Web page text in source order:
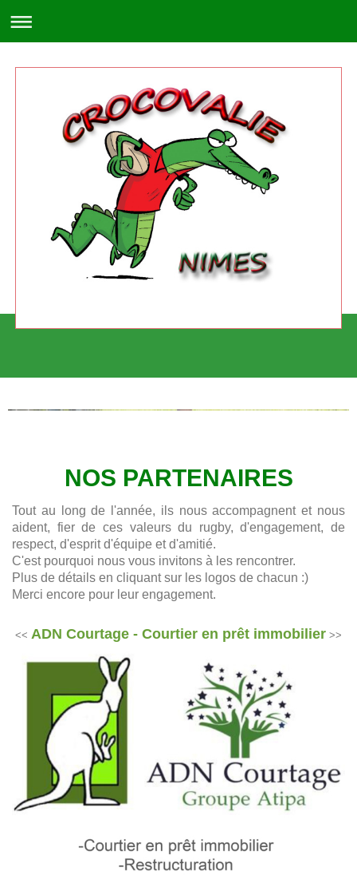
NOS PARTENAIRES
Tout au long de l'année, ils nous accompagnent et nous
aident, fier de ces valeurs du rugby, d'engagement, de
respect, d'esprit d'équipe et d'amitié.
C'est pourquoi nous vous invitons à les rencontrer.
Plus de détails en cliquant sur les logos de chacun :)
Merci encore pour leur engagement.
<< ADN Courtage - Courtier en prêt immobilier >>